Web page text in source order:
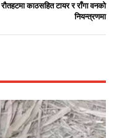
रौतहटमा काठसहित टायर र राँगा वनको
नियन्त्रणमा